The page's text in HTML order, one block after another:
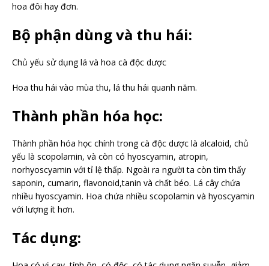
hoa đôi hay đơn.
Bộ phận dùng và thu hái:
Chủ yếu sử dụng lá và hoa cà độc dược
Hoa thu hái vào mùa thu, lá thu hái quanh năm.
Thành phần hóa học:
Thành phần hóa học chính trong cà độc dược là alcaloid, chủ
yếu là scopolamin, và còn có hyoscyamin, atropin,
norhyoscyamin với tỉ lệ thấp. Ngoài ra người ta còn tìm thấy
saponin, cumarin, flavonoid,tanin và chất béo. Lá cây chứa
nhiều hyoscyamin. Hoa chứa nhiều scopolamin và hyoscyamin
với lượng ít hơn.
Tác dụng: